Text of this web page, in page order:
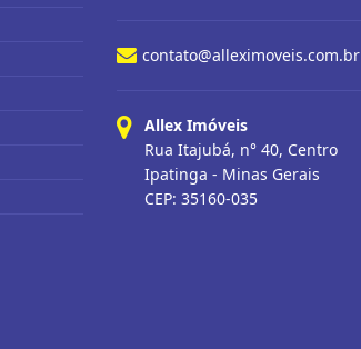
contato@alleximoveis.com.br
Allex Imóveis
Rua Itajubá, n° 40, Centro
Ipatinga - Minas Gerais
CEP: 35160-035